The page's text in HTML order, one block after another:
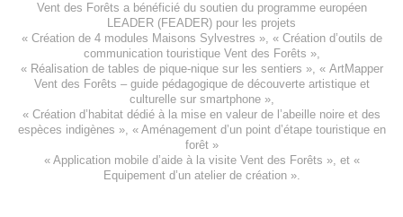
Vent des Forêts a bénéficié du soutien du programme européen
LEADER (FEADER) pour les projets
« Création de 4 modules Maisons Sylvestres », « Création d’outils de
communication touristique Vent des Forêts »,
« Réalisation de tables de pique-nique sur les sentiers », « ArtMapper
Vent des Forêts – guide pédagogique de découverte artistique et
culturelle sur smartphone »,
« Création d’habitat dédié à la mise en valeur de l’abeille noire et des
espèces indigènes », « Aménagement d’un point d’étape touristique en
forêt»
« Application mobile d’aide à la visite Vent des Forêts », et «
Equipement d’un atelier de création».